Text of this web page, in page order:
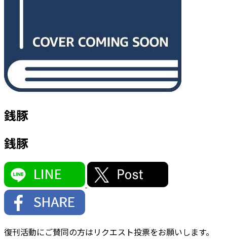
銭豚
銭豚
復刊活動にご賛同の方はリクエスト投票をお願いします。